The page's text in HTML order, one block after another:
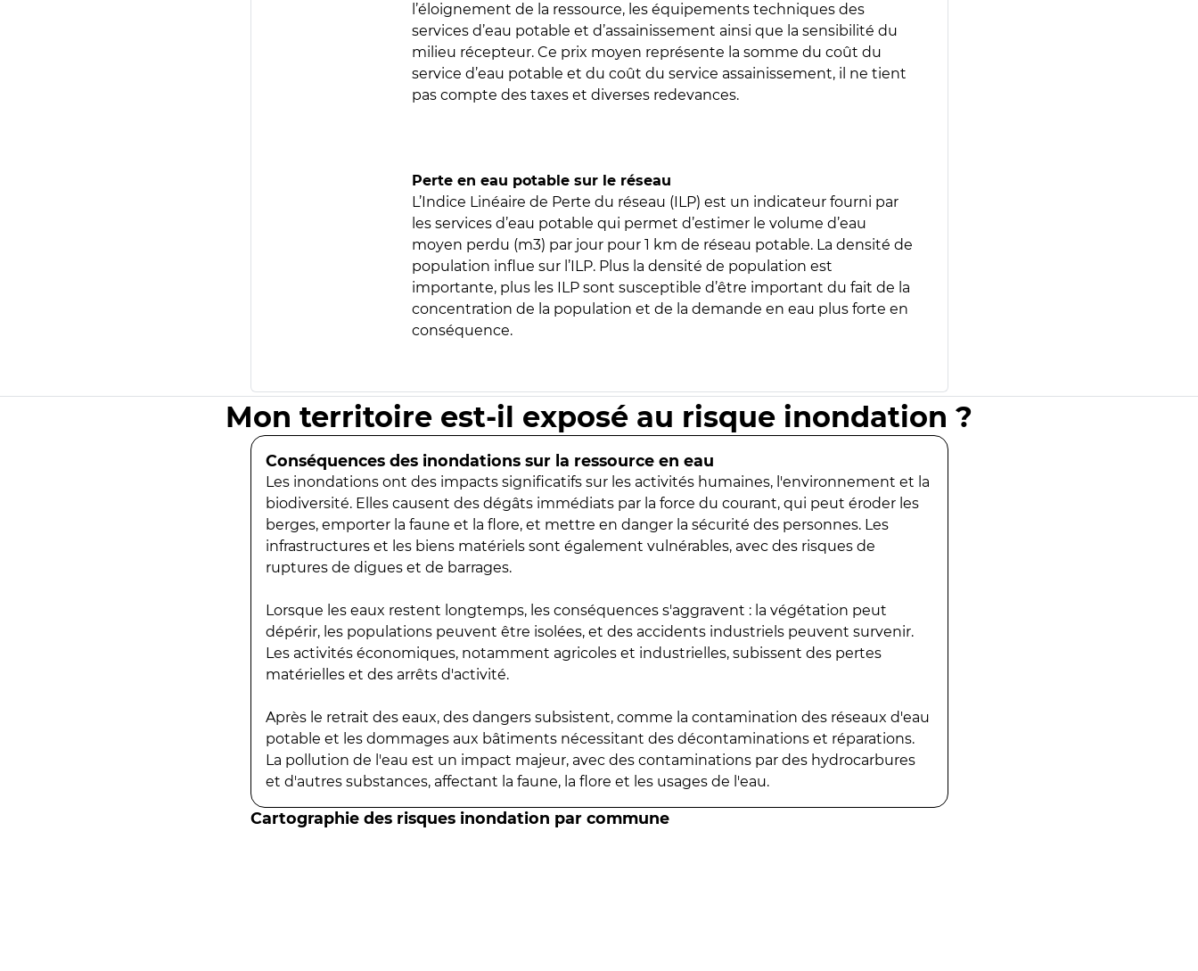
l’éloignement de la ressource, les équipements techniques des
services d’eau potable et d’assainissement ainsi que la sensibilité du
milieu récepteur. Ce prix moyen représente la somme du coût du
service d’eau potable et du coût du service assainissement, il ne tient
pas compte des taxes et diverses redevances.
Perte en eau potable sur le réseau
L’Indice Linéaire de Perte du réseau (ILP) est un indicateur fourni par
les services d’eau potable qui permet d’estimer le volume d’eau
moyen perdu (m3) par jour pour 1 km de réseau potable. La densité de
population influe sur l’ILP. Plus la densité de population est
importante, plus les ILP sont susceptible d’être important du fait de la
concentration de la population et de la demande en eau plus forte en
conséquence.
Mon territoire est-il exposé au risque inondation ?
Conséquences des inondations sur la ressource en eau
Les inondations ont des impacts significatifs sur les activités humaines, l'environnement et la
biodiversité. Elles causent des dégâts immédiats par la force du courant, qui peut éroder les
berges, emporter la faune et la flore, et mettre en danger la sécurité des personnes. Les
infrastructures et les biens matériels sont également vulnérables, avec des risques de
ruptures de digues et de barrages.
Lorsque les eaux restent longtemps, les conséquences s'aggravent : la végétation peut
dépérir, les populations peuvent être isolées, et des accidents industriels peuvent survenir.
Les activités économiques, notamment agricoles et industrielles, subissent des pertes
matérielles et des arrêts d'activité.
Après le retrait des eaux, des dangers subsistent, comme la contamination des réseaux d'eau
potable et les dommages aux bâtiments nécessitant des décontaminations et réparations.
La pollution de l'eau est un impact majeur, avec des contaminations par des hydrocarbures
et d'autres substances, affectant la faune, la flore et les usages de l'eau.
Cartographie des risques inondation par commune